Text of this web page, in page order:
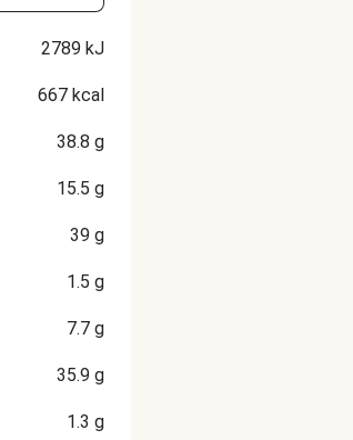
2789 kJ
667 kcal
38.8 g
15.5 g
39 g
1.5 g
7.7 g
35.9 g
1.3 g